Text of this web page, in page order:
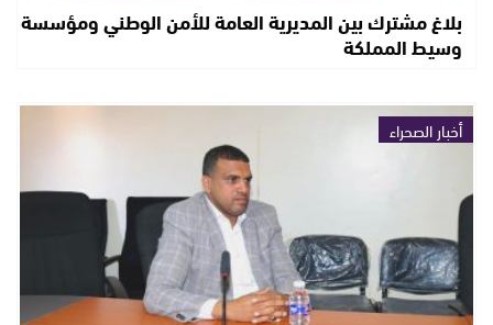
بلاغ مشترك بين المديرية العامة للأمن الوطني ومؤسسة
وسيط المملكة
أخبار الصحراء